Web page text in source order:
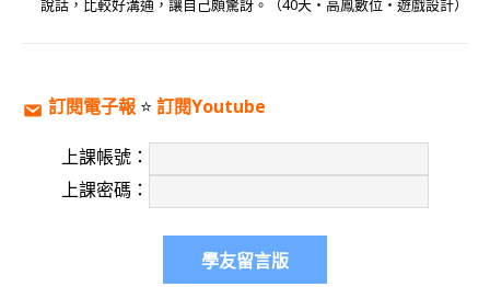
說話，比較好溝通，讓自己頗驚訝。（40天‧高鳳數位‧遊戲設計）
訂閱電子報 ⭐️ 訂閱Youtube
上課帳號：
上課密碼：